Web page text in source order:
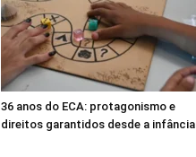
36 anos do ECA: protagonismo e
direitos garantidos desde a infância